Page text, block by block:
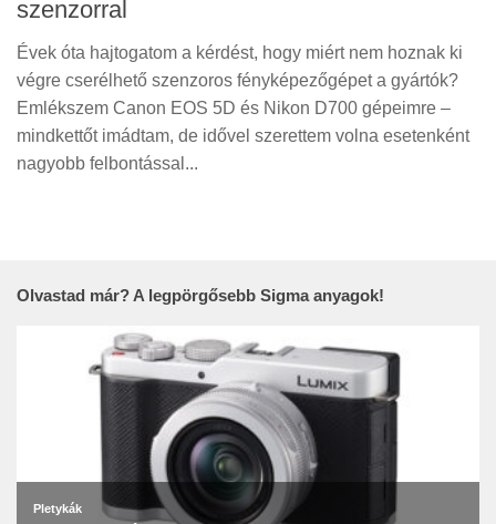
E-BB
szenzorral
Évek óta hajtogatom a kérdést, hogy miért nem hoznak ki
végre cserélhető szenzoros fényképezőgépet a gyártók?
Emlékszem Canon EOS 5D és Nikon D700 gépeimre –
mindkettőt imádtam, de idővel szerettem volna esetenként
nagyobb felbontással...
Olvastad már? A legpörgősebb Sigma anyagok!